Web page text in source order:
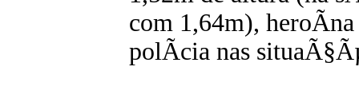
com 1,64m),
polÃ­cia nas